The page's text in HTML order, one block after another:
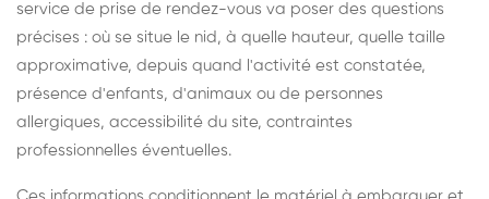
service de prise de rendez-vous va poser des questions
précises : où se situe le nid, à quelle hauteur, quelle taille
approximative, depuis quand l'activité est constatée,
présence d'enfants, d'animaux ou de personnes
allergiques, accessibilité du site, contraintes
professionnelles éventuelles.